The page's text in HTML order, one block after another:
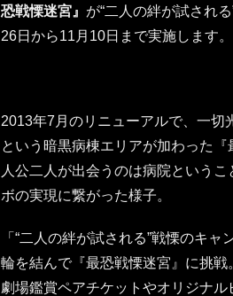
恐戦慄迷宮』 が“二人の絆が試され
26日から11月10日まで実施します。
2013年7月のリニューアルで、一切
という暗黒病棟エリアが加わった
人公二人が出会うのは病院という
ボの実現に繋がった様子。
「“二人の絆が試される”戦慄のキ
輪を結んで『最恐戦慄迷宮』に挑
劇場鑑賞ペアチケットやオリジナ